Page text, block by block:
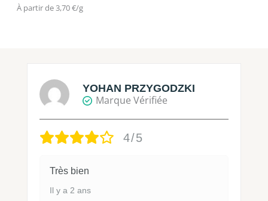
À partir de 3,70€/g
YOHAN PRZYGODZKI
Marque Vérifiée
4/5
Très bien
Il y a 2 ans